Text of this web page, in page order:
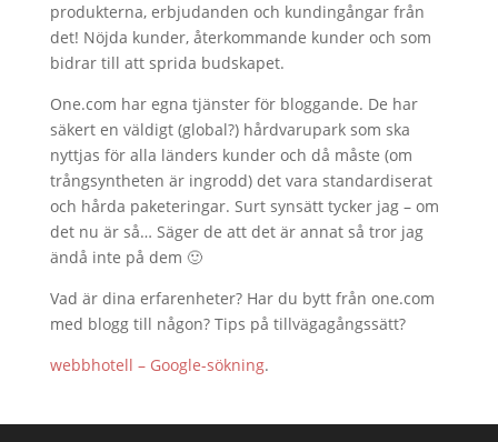
produkterna, erbjudanden och kundingångar från
det! Nöjda kunder, återkommande kunder och som
bidrar till att sprida budskapet.
One.com har egna tjänster för bloggande. De har
säkert en väldigt (global?) hårdvarupark som ska
nyttjas för alla länders kunder och då måste (om
trångsyntheten är ingrodd) det vara standardiserat
och hårda paketeringar. Surt synsätt tycker jag – om
det nu är så… Säger de att det är annat så tror jag
ändå inte på dem 🙂
Vad är dina erfarenheter? Har du bytt från one.com
med blogg till någon? Tips på tillvägagångssätt?
webbhotell – Google-sökning.